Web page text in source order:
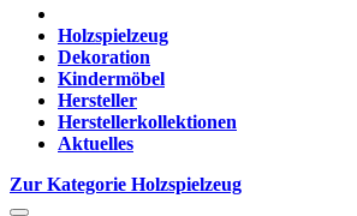
Holzspielzeug
Dekoration
Kindermöbel
Hersteller
Herstellerkollektionen
Aktuelles
Zur Kategorie Holzspielzeug